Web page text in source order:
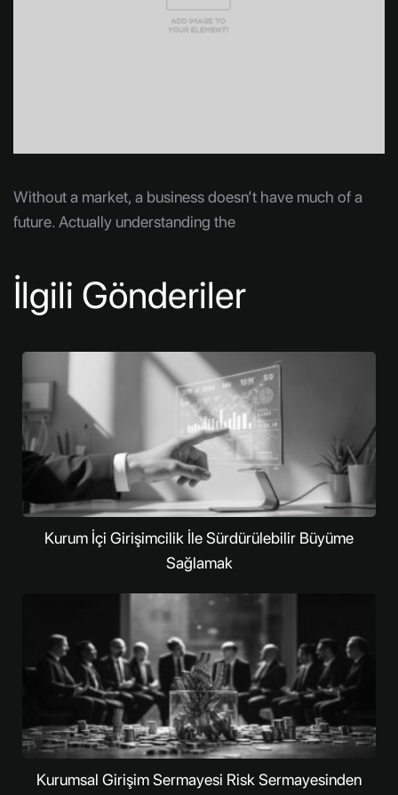
Without a market, a business doesn’t have much of a
future. Actually understanding the
İlgili Gönderiler
Kurum İçi Girişimcilik İle Sürdürülebilir Büyüme
Sağlamak
Kurumsal Girişim Sermayesi Risk Sermayesinden